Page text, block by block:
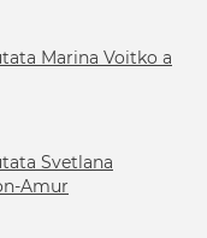
Marina Voitko a
Svetlana
Amur